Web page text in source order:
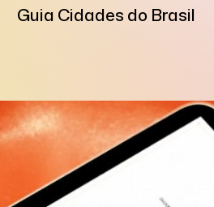
Guia Cidades do Brasil